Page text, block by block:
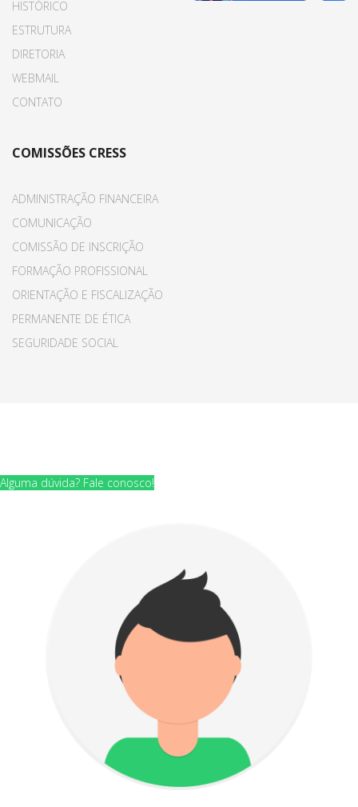
HISTÓRICO
ESTRUTURA
DIRETORIA
WEBMAIL
CONTATO
COMISSÕES CRESS
ADMINISTRAÇÃO FINANCEIRA
COMUNICAÇÃO
COMISSÃO DE INSCRIÇÃO
FORMAÇÃO PROFISSIONAL
ORIENTAÇÃO E FISCALIZAÇÃO
PERMANENTE DE ÉTICA
SEGURIDADE SOCIAL
Alguma dúvida? Fale conosco!